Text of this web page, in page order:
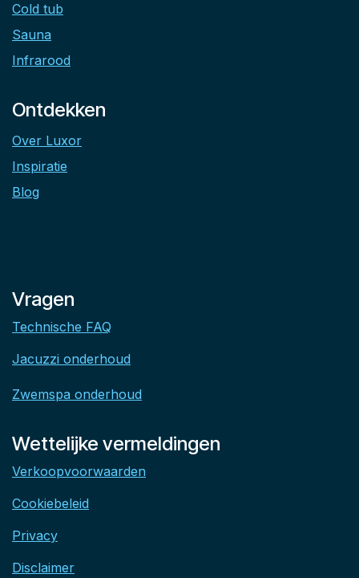
Cold tub
Sauna
Infrarood
Ontdekken
Over Luxor
Inspiratie
Blog
Vragen
Technische FAQ
Jacuzzi onderhoud
Zwemspa onderhoud
Wettelijke vermeldingen
Verkoopvoorwaarden
Cookiebeleid
Privacy
Disclaimer